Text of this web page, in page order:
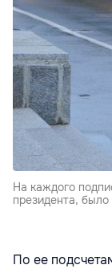
На каждого
президента,
По ее